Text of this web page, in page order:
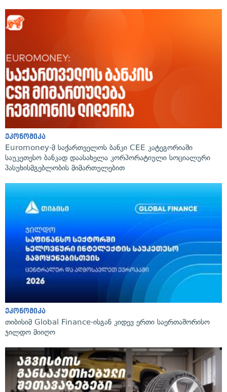
ეკონომიკა
Euromoney-მ საქართველოს ბანკი CEE კატეგორიაში
საუკეთესო ბანკად დაასახელა კორპორატიული სოციალური
პასუხისმგებლობის მიმართულებით
ეკონომიკა
თიბისიმ Global Finance-ისგან კიდევ ერთი საერთაშორისო
ჯილდო მიიღო